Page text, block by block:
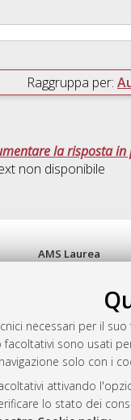
necessari per il
sono usati
solo con i
attivando
lo stato dei
Raggruppa per:
la risposta in
non disponibile
AMS Laurea
Impostazioni
Informativa sulla
Condizioni d’uso
- Università di